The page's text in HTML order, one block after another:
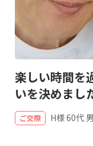
今
楽しい時間を
いを決めまし
ご交際 H様 60代